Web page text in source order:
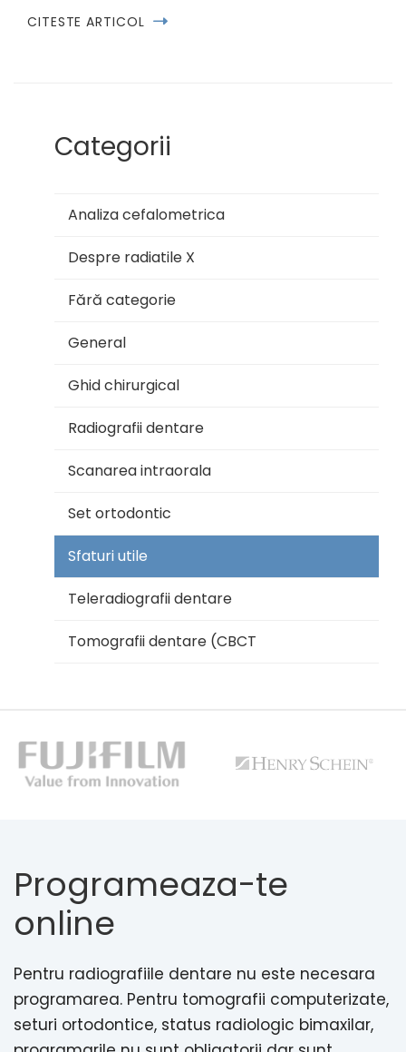
CITESTE ARTICOL
Categorii
Analiza cefalometrica
Despre radiatile X
Fără categorie
General
Ghid chirurgical
Radiografii dentare
Scanarea intraorala
Set ortodontic
Sfaturi utile
Teleradiografii dentare
Tomografii dentare (CBCT
Programeaza-te
online
Pentru radiografiile dentare nu este necesara
programarea. Pentru tomografii computerizate,
seturi ortodontice, status radiologic bimaxilar,